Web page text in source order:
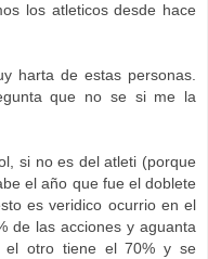
los atleticos desde hace
harta de estas personas.
que no se si me la
si no es del atleti (porque
el año que fue el doblete
es veridico ocurrio en el
de las acciones y aguanta
el otro tiene el 70% y se